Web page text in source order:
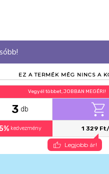
EZ A TERMÉK MÉG NINCS A
Vegyél többet, JOBBAN MEGÉRI!
3 db
kedvezmény 1 329
Legjobb ár!